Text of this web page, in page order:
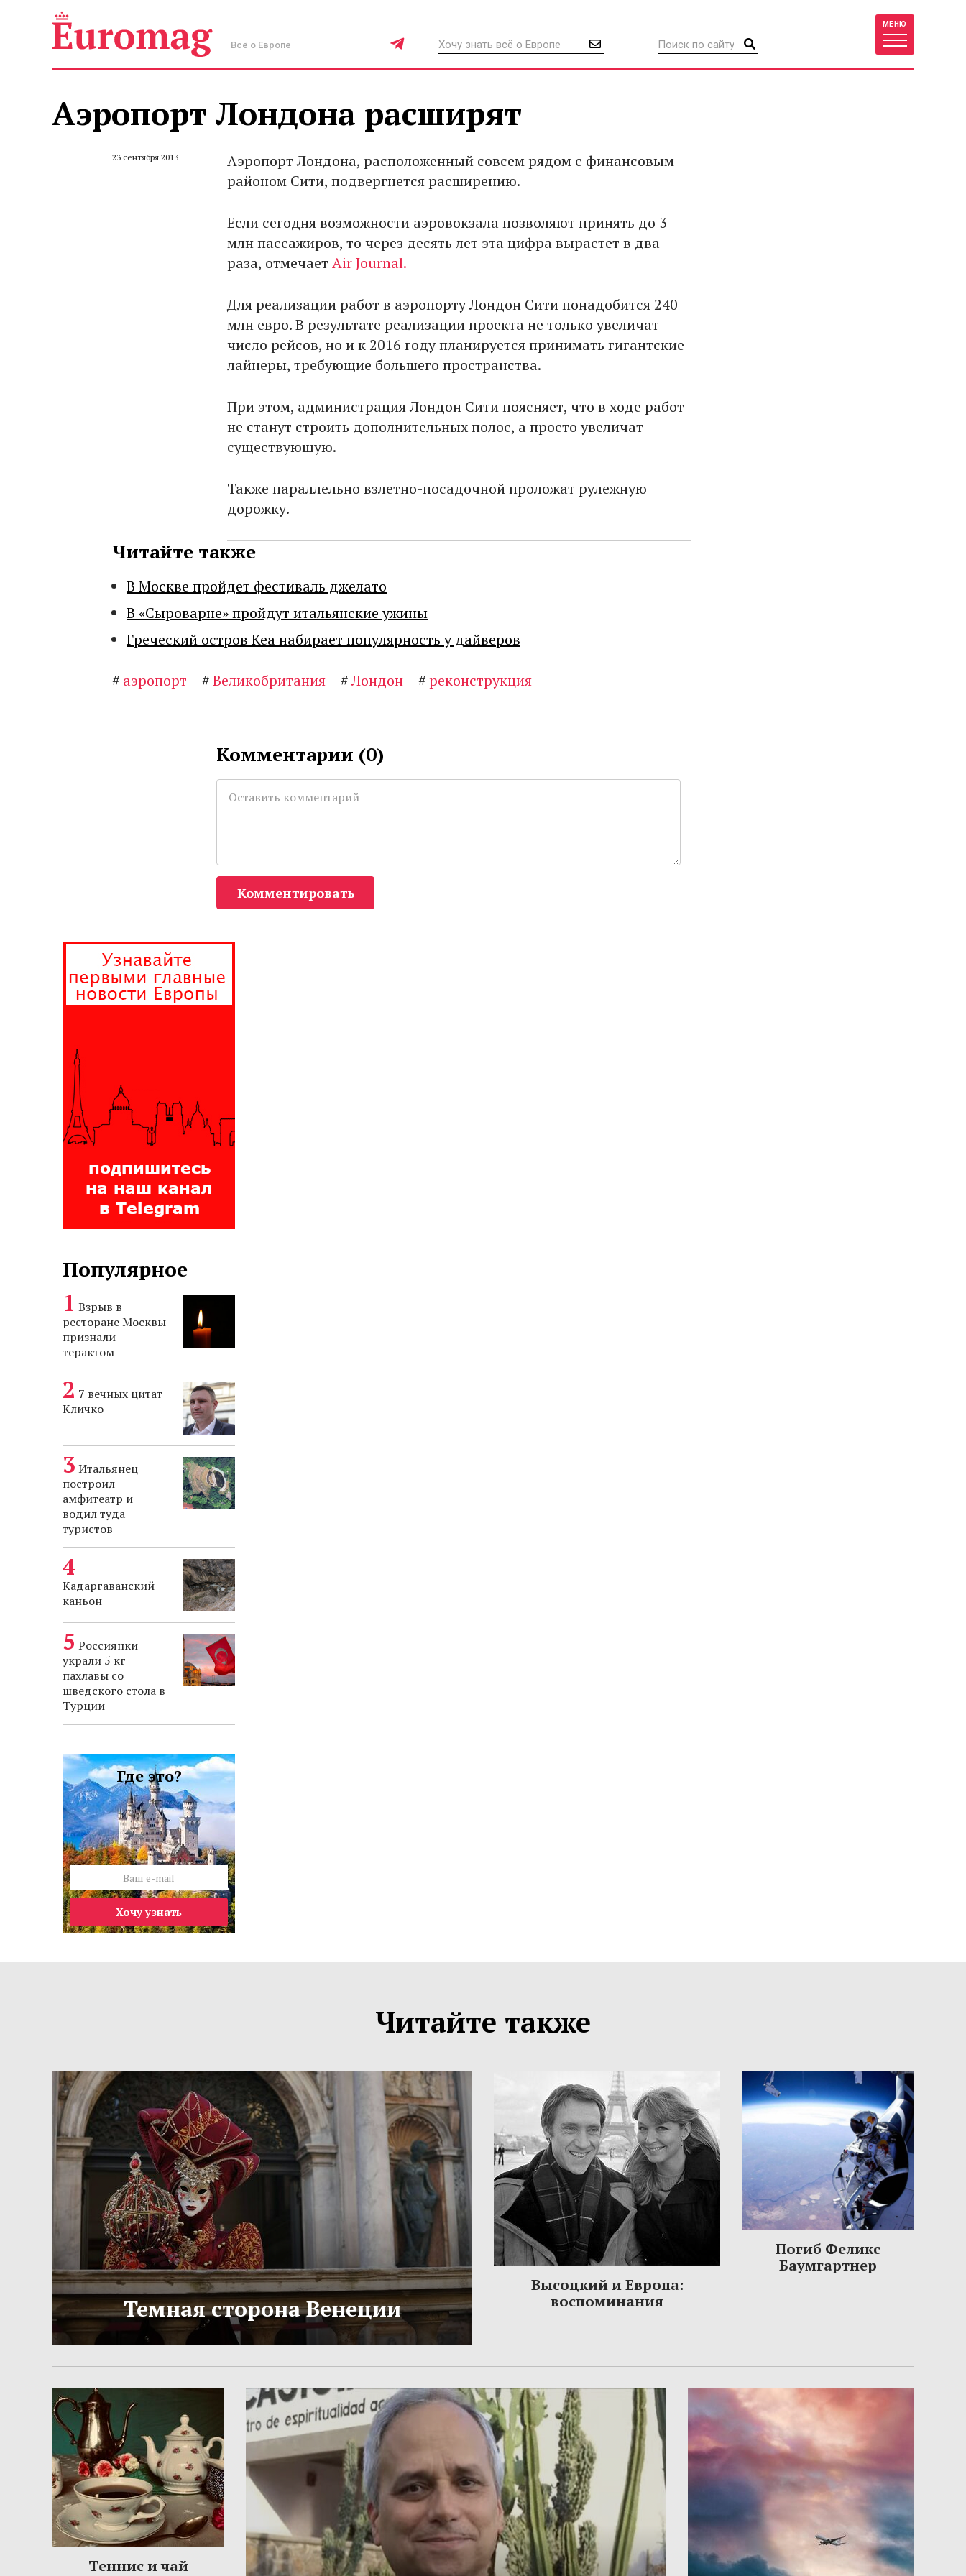
Всё о Европе
МЕНЮ
Аэропорт Лондона расширят
23 сентября 2013
Аэропорт Лондона, расположенный совсем рядом с финансовым
районом Сити, подвергнется расширению.
Если сегодня возможности аэровокзала позволяют принять до 3
млн пассажиров, то через десять лет эта цифра вырастет в два
раза, отмечает Air Journal.
Для реализации работ в аэропорту Лондон Сити понадобится 240
млн евро. В результате реализации проекта не только увеличат
число рейсов, но и к 2016 году планируется принимать гигантские
лайнеры, требующие большего пространства.
При этом, администрация Лондон Сити поясняет, что в ходе работ
не станут строить дополнительных полос, а просто увеличат
существующую.
Также параллельно взлетно-посадочной проложат рулежную
дорожку.
Читайте также
В Москве пройдет фестиваль джелато
В «Сыроварне» пройдут итальянские ужины
Греческий остров Кеа набирает популярность у дайверов
# аэропорт #Великобритания #Лондон #реконструкция
Комментарии (0)
Комментировать
Популярное
Взрыв в
ресторане Москвы
признали
терактом
7 вечных цитат
Кличко
Итальянец
построил
амфитеатр и
водил туда
туристов
Кадаргаванский
каньон
Россиянки
украли 5 кг
пахлавы со
шведского стола в
Турции
Где это?
Хочу узнать
Читайте также
Темная сторона Венеции
Высоцкий и Европа:
воспоминания
Погиб Феликс
Баумгартнер
Теннис и чай